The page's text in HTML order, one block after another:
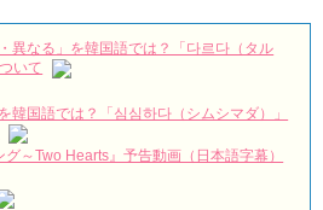
の郎君様 ★★★★⭐︎ NEW!
さる…シャツ腕まくりするのもやばい
픈 #おすすめ #fyp #kpop #sunghoon #ソ
殿オ・ジャクドゥ』でのプチトマトキスシ
たが…」 Big News TV NEW!
・ホラーブリー」放送前に炎上…プロデュ
を謝罪 Big News TV
異なる」を韓国語では？「다르다（タル
いて
韓国語では？「심심하다（シムシマダ）」
～Two Hearts』予告動画（日本語字幕）